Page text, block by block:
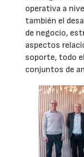
operativa a
también el
de negocio,
aspectos
soporte, todo
conjuntos de